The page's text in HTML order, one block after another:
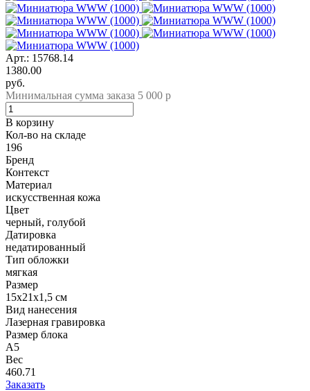
Арт.: 15768.14
1380.00
руб.
Минимальная сумма заказа 5 000 р
В корзину
Кол-во на складе
196
Бренд
Контекст
Материал
искусственная кожа
Цвет
черный, голубой
Датировка
недатированный
Тип обложки
мягкая
Размер
15х21х1,5 см
Вид нанесения
Лазерная гравировка
Размер блока
А5
Вес
460.71
Заказать